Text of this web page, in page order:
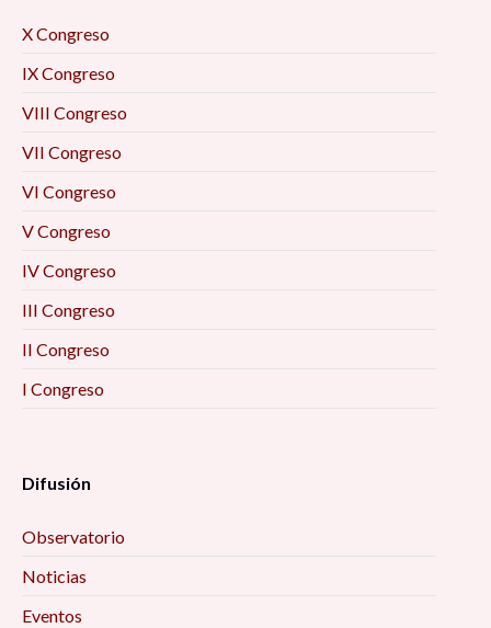
X Congreso
IX Congreso
VIII Congreso
VII Congreso
VI Congreso
V Congreso
IV Congreso
III Congreso
II Congreso
I Congreso
Difusión
Observatorio
Noticias
Eventos